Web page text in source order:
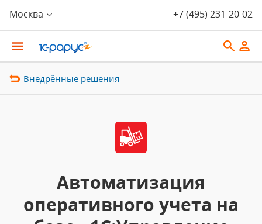
Москва +7 (495) 231-20-02
Внедрённые решения
Автоматизация
оперативного учета на